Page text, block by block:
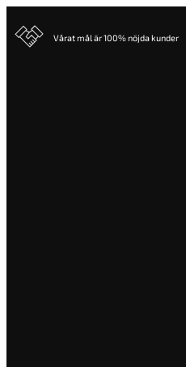
Vårat mål är 100% nöjda kunder